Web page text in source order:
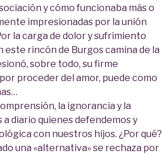
y cómo funcionaba más o
impresionadas por la unión
la carga de dolor y sufrimiento
este rincón de Burgos camina de la
sobre todo, su firme
proceder del amor, puede como
la ignorancia y la
diario quienes defendemos y
con nuestros hijos. ¿Por qué?
una «alternativa» se rechaza por